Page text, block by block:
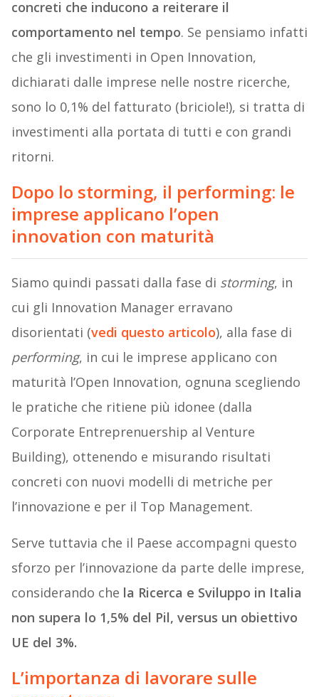
concreti che inducono a reiterare il
comportamento nel tempo. Se pensiamo infatti
che gli investimenti in Open Innovation,
dichiarati dalle imprese nelle nostre ricerche,
sono lo 0,1% del fatturato (briciole!), si tratta di
investimenti alla portata di tutti e con grandi
ritorni.
Dopo lo storming, il performing: le
imprese applicano l’open
innovation con maturità
Siamo quindi passati dalla fase di storming, in
cui gli Innovation Manager erravano
disorientati (vedi questo articolo), alla fase di
performing, in cui le imprese applicano con
maturità l’Open Innovation, ognuna scegliendo
le pratiche che ritiene più idonee (dalla
Corporate Entreprenuership al Venture
Building), ottenendo e misurando risultati
concreti con nuovi modelli di metriche per
l’innovazione e per il Top Management.
Serve tuttavia che il Paese accompagni questo
sforzo per l’innovazione da parte delle imprese,
considerando che la Ricerca e Sviluppo in Italia
non supera lo 1,5% del Pil, versus un obiettivo
UE del 3%.
L’importanza di lavorare sulle